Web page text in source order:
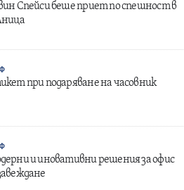
Спейси беше приет по спешност в
при подаряване на часовник
и иновативни решения за офис